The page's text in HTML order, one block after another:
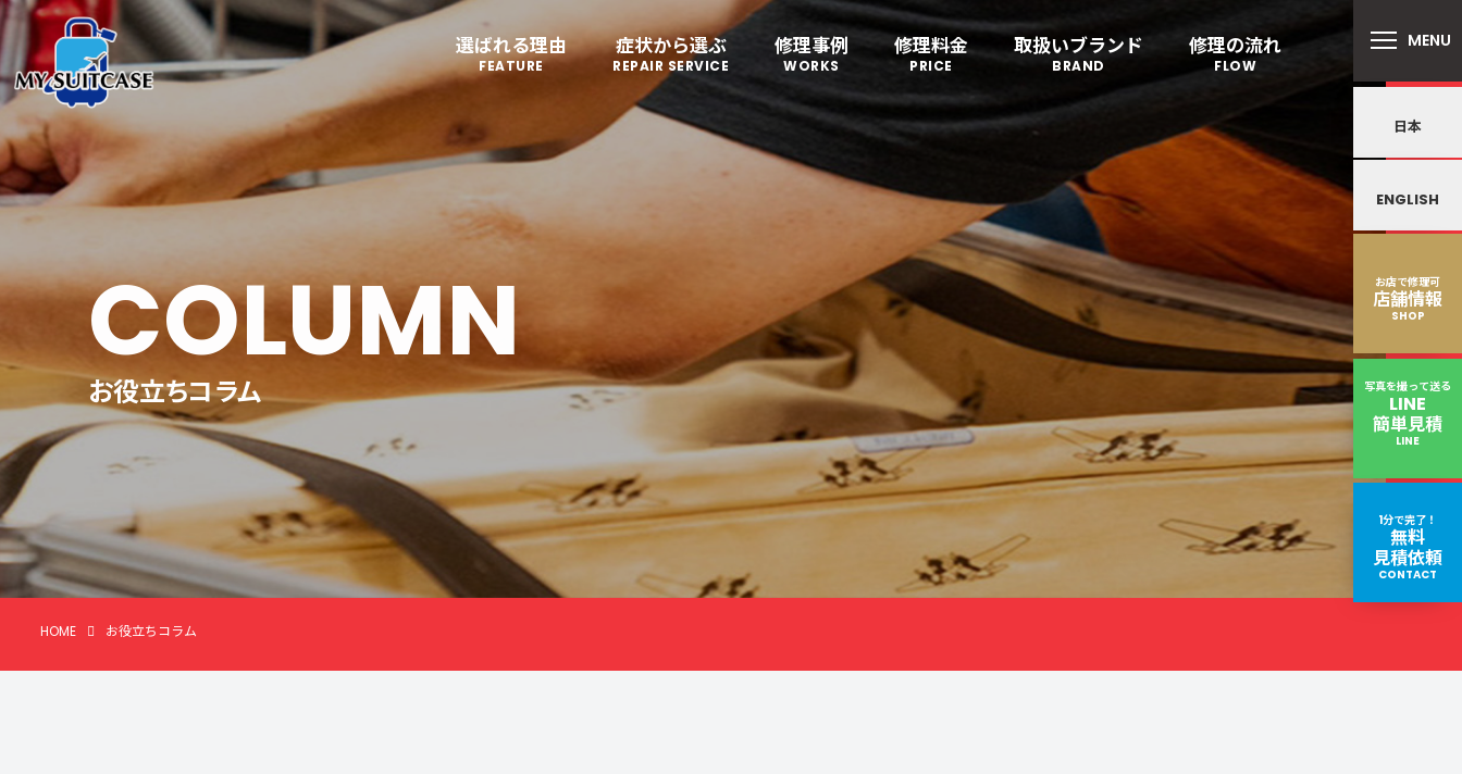
選ばれる理由
FEATURE
症状から選ぶ
REPAIR SERVICE
キャスター破損
ボディーの
鍵･ファスナーの
故障
キャスター・タイヤ
を交換したい
修理事例
WORKS
修理料金
PRICE
取扱いブランド
BRAND
グローブ･トロッター
GLOBE-TROTTER
ルイ･ヴィトン
LOUIS VUITTON TUMI
アメリカンツーリスター
R
ACE
ローロー
RAWROW
無印良品
MUJI
イノベーター
INNOVATOR
レジェンドウォーカー ノースフェイス
THE NORTH FACE
スポーツブランド
SPORTS BRAND
修理の流れ
FLOW
郵送修理の流れ
MENU
お役立ちコラム｜スーツケース・キャリーケース修理
COLUMN
お役立ちコラム
HOME お役立ちコラム
日本
ENGLISH
お店で修理可
店舗情報
SHOP
写真を撮って送る
LINE
簡単見積
LINE
1分で完了！
無料
見積依頼
CONTACT